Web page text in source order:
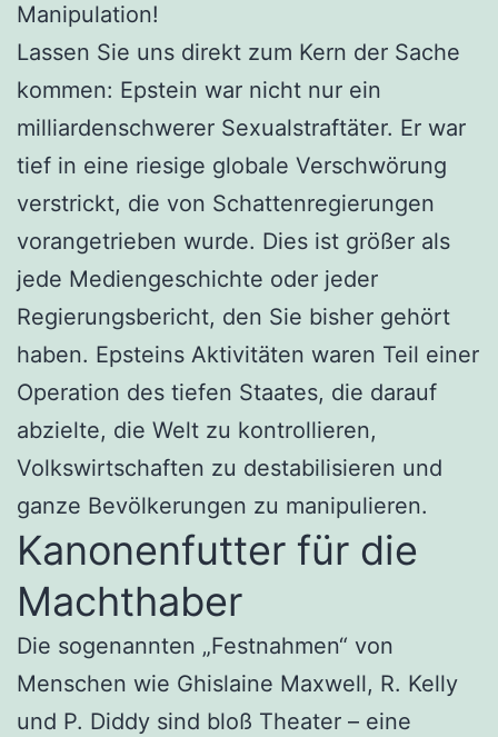
Manipulation!
Lassen Sie uns direkt zum Kern der Sache
kommen: Epstein war nicht nur ein
milliardenschwerer Sexualstraftäter. Er war
tief in eine riesige globale Verschwörung
verstrickt, die von Schattenregierungen
vorangetrieben wurde. Dies ist größer als
jede Mediengeschichte oder jeder
Regierungsbericht, den Sie bisher gehört
haben. Epsteins Aktivitäten waren Teil einer
Operation des tiefen Staates, die darauf
abzielte, die Welt zu kontrollieren,
Volkswirtschaften zu destabilisieren und
ganze Bevölkerungen zu manipulieren.
Kanonenfutter für die
Machthaber
Die sogenannten „Festnahmen“ von
Menschen wie Ghislaine Maxwell, R. Kelly
und P. Diddy sind bloß Theater – eine